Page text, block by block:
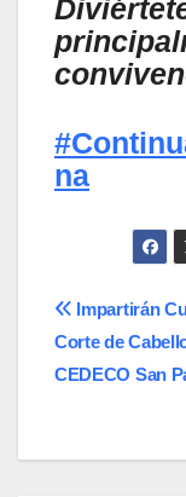
na
de
Impartirán
Corte de
CEDECO San